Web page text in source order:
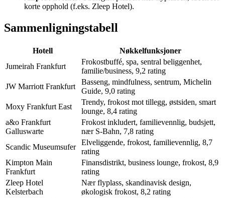
korte opphold (f.eks. Zleep Hotel).
Sammenligningstabell
Hotell
Nøkkelfunksjoner
Jumeirah Frankfurt
Frokostbuffé, spa, sentral beliggenhet,
familie/business, 9,2 rating
JW Marriott Frankfurt
Basseng, mindfulness, sentrum, Michelin
Guide, 9,0 rating
Moxy Frankfurt East
Trendy, frokost mot tillegg, østsiden, smart
lounge, 8,4 rating
a&o Frankfurt
Galluswarte
Frokost inkludert, familievennlig, budsjett,
nær S-Bahn, 7,8 rating
Scandic Museumsufer
Elveliggende, frokost, familievennlig, 8,7
rating
Kimpton Main
Frankfurt
Finansdistrikt, business lounge, frokost, 8,9
rating
Zleep Hotel
Kelsterbach
Nær flyplass, skandinavisk design,
økologisk frokost, 8,2 rating